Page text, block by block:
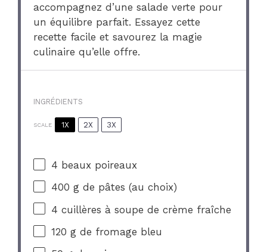
accompagnez d’une salade verte pour
un équilibre parfait. Essayez cette
recette facile et savourez la magie
culinaire qu’elle offre.
INGRÉDIENTS
SCALE 1X 2X 3X
4 beaux poireaux
400 g de pâtes (au choix)
4 cuillères à soupe de crème fraîche
120 g de fromage bleu